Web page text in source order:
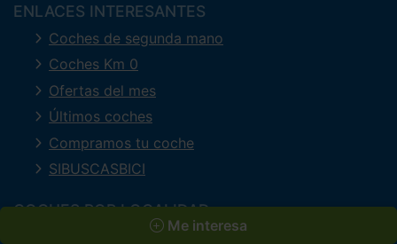
Me interesa
ENLACES INTERESANTES
Coches de segunda mano
Coches Km 0
Ofertas del mes
Últimos coches
Compramos tu coche
SIBUSCASBICI
COCHES POR LOCALIDAD